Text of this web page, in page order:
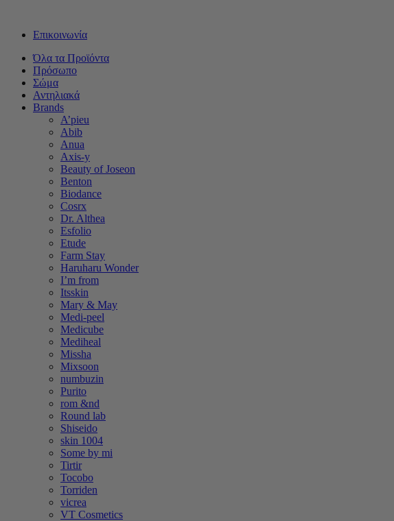
Επικοινωνία
Όλα τα Προϊόντα
Πρόσωπο
Σώμα
Αντηλιακά
Brands
A’pieu
Abib
Anua
Axis-y
Beauty of Joseon
Benton
Biodance
Cosrx
Dr. Althea
Esfolio
Etude
Farm Stay
Haruharu Wonder
I’m from
Itsskin
Mary & May
Medi-peel
Medicube
Mediheal
Missha
Mixsoon
numbuzin
Purito
rom &nd
Round lab
Shiseido
skin 1004
Some by mi
Tirtir
Tocobo
Torriden
vicrea
VT Cosmetics